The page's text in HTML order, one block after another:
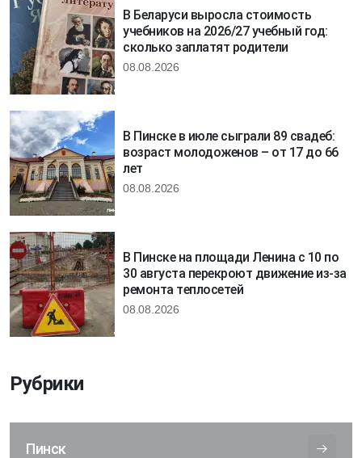
В Беларуси выросла стоимость
учебников на 2026/27 учебный год:
сколько заплатят родители
08.08.2026
В Пинске в июле сыграли 89 свадеб:
возраст молодоженов – от 17 до 66
лет
08.08.2026
В Пинске на площади Ленина с 10 по
30 августа перекроют движение из-за
ремонта теплосетей
08.08.2026
Рубрики
Пинск